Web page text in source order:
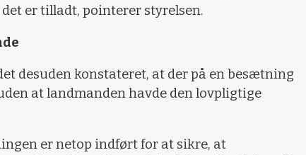
er tilladt, pointerer styrelsen.
desuden konstateret, at der på en besætning
at landmanden havde den lovpligtige
er netop indført for at sikre, at